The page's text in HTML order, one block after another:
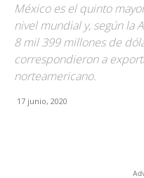
México es el quinto
nivel mundial y, según la
8 mil 399 millones de
correspondieron a
norteamericano.
17 junio, 2020